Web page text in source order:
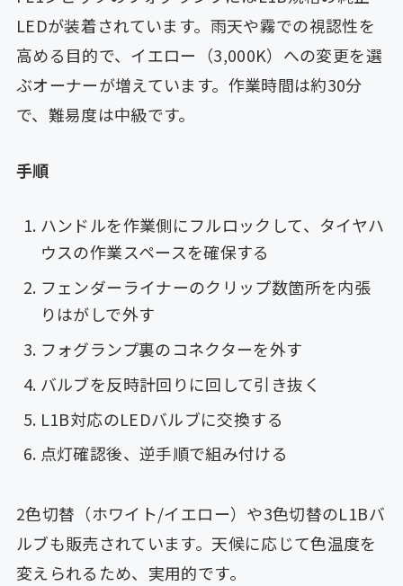
LEDが装着されています。雨天や霧での視認性を
高める目的で、イエロー（3,000K）への変更を選
ぶオーナーが増えています。作業時間は約30分
で、難易度は中級です。
手順
ハンドルを作業側にフルロックして、タイヤハ
ウスの作業スペースを確保する
フェンダーライナーのクリップ数箇所を内張
りはがしで外す
フォグランプ裏のコネクターを外す
バルブを反時計回りに回して引き抜く
L1B対応のLEDバルブに交換する
点灯確認後、逆手順で組み付ける
2色切替（ホワイト/イエロー）や3色切替のL1Bバ
ルブも販売されています。天候に応じて色温度を
変えられるため、実用的です。